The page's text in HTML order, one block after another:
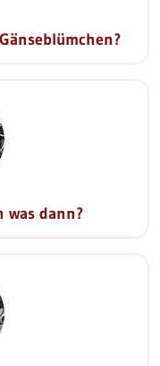
was dann?